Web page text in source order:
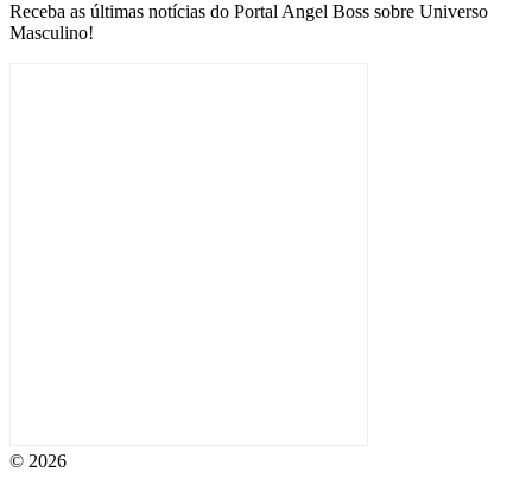
Receba as últimas notícias do Portal Angel Boss sobre Universo
Masculino!
© 2026